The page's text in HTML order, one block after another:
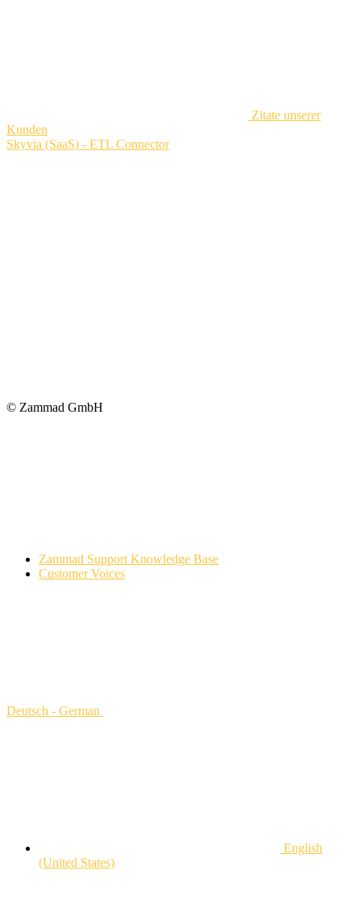
Zitate unserer
Kunden
Skyvia (SaaS) - ETL Connector
© Zammad GmbH
Zammad Support Knowledge Base
Customer Voices
Deutsch - German
English
(United States)